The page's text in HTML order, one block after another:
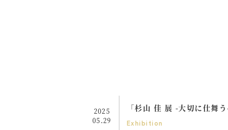
2025
05.29
「杉山 佳 展 -大切に仕
Exhibition